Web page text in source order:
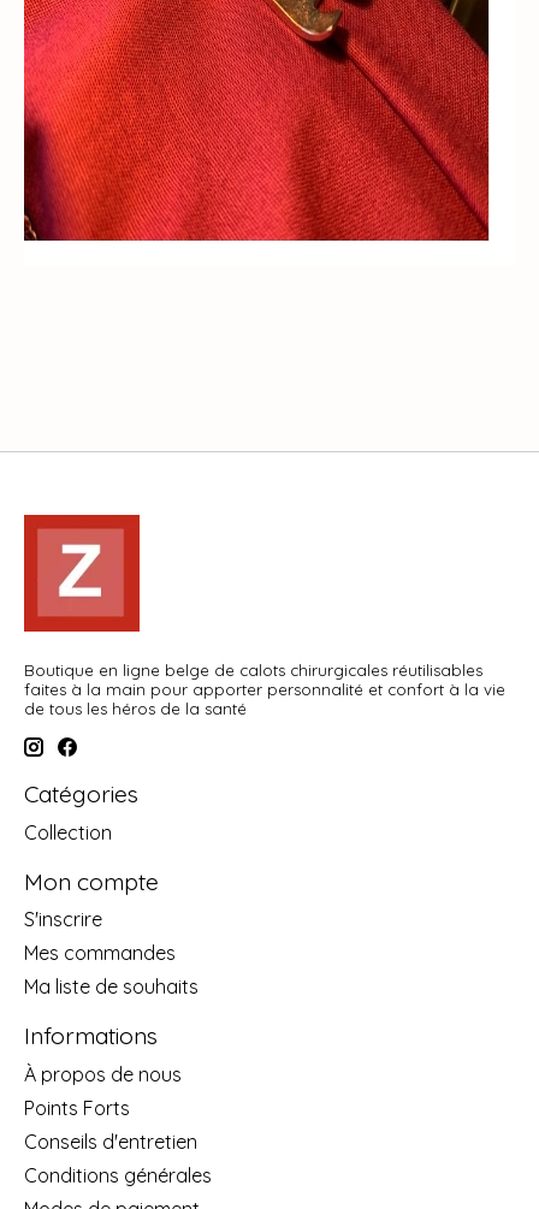
Boutique en ligne belge de calots chirurgicales réutilisables
faites à la main pour apporter personnalité et confort à la vie
de tous les héros de la santé
Catégories
Collection
Mon compte
S'inscrire
Mes commandes
Ma liste de souhaits
Informations
À propos de nous
Points Forts
Conseils d'entretien
Conditions générales